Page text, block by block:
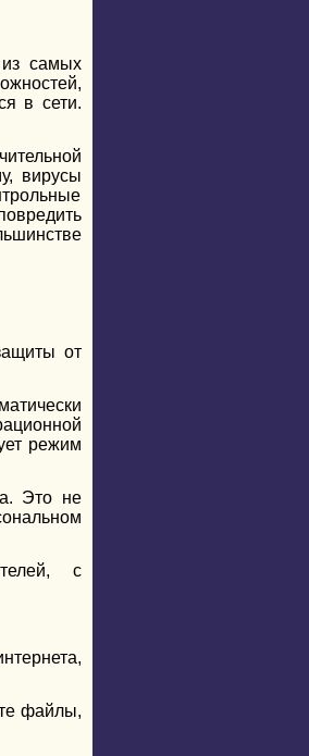
самых
в сети.
вирусы
от
режим
Это не
с
файлы,